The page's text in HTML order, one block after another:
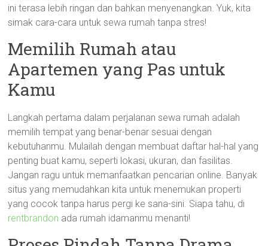
ini terasa lebih ringan dan bahkan menyenangkan. Yuk, kita
simak cara-cara untuk sewa rumah tanpa stres!
Memilih Rumah atau
Apartemen yang Pas untuk
Kamu
Langkah pertama dalam perjalanan sewa rumah adalah
memilih tempat yang benar-benar sesuai dengan
kebutuhanmu. Mulailah dengan membuat daftar hal-hal yang
penting buat kamu, seperti lokasi, ukuran, dan fasilitas.
Jangan ragu untuk memanfaatkan pencarian online. Banyak
situs yang memudahkan kita untuk menemukan properti
yang cocok tanpa harus pergi ke sana-sini. Siapa tahu, di
rentbrandon ada rumah idamanmu menanti!